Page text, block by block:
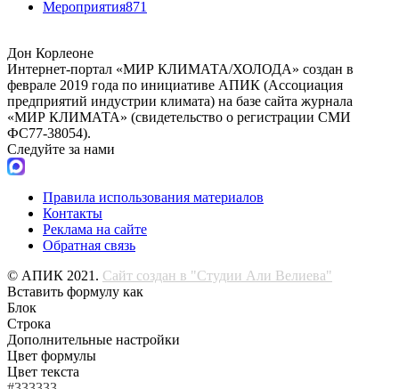
Мероприятия871
Дон Корлеоне
Интернет-портал «МИР КЛИМАТА/ХОЛОДА» создан в
феврале 2019 года по инициативе АПИК (Ассоциация
предприятий индустрии климата) на базе сайта журнала
«МИР КЛИМАТА» (свидетельство о регистрации СМИ
ФС77-38054).
Следуйте за нами
Правила использования материалов
Контакты
Реклама на сайте
Обратная связь
© АПИК 2021. Сайт создан в "Студии Али Велиева"
Вставить формулу как
Блок
Строка
Дополнительные настройки
Цвет формулы
Цвет текста